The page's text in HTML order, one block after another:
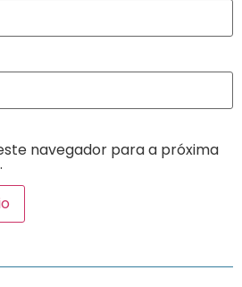
navegador para a próxima